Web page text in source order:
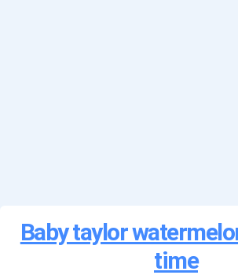
Baby taylor
time